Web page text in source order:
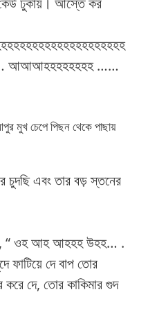
আআআহহহহহহহহ ……
চেপে পিছন থেকে পাছায়
চুদছি এবং তার বড় স্তনের
“ ওহ আহ আহহহ উহহ… .
ফাটিয়ে দে বাপ তোর
করে দে, তোর কাকিমার গুদ